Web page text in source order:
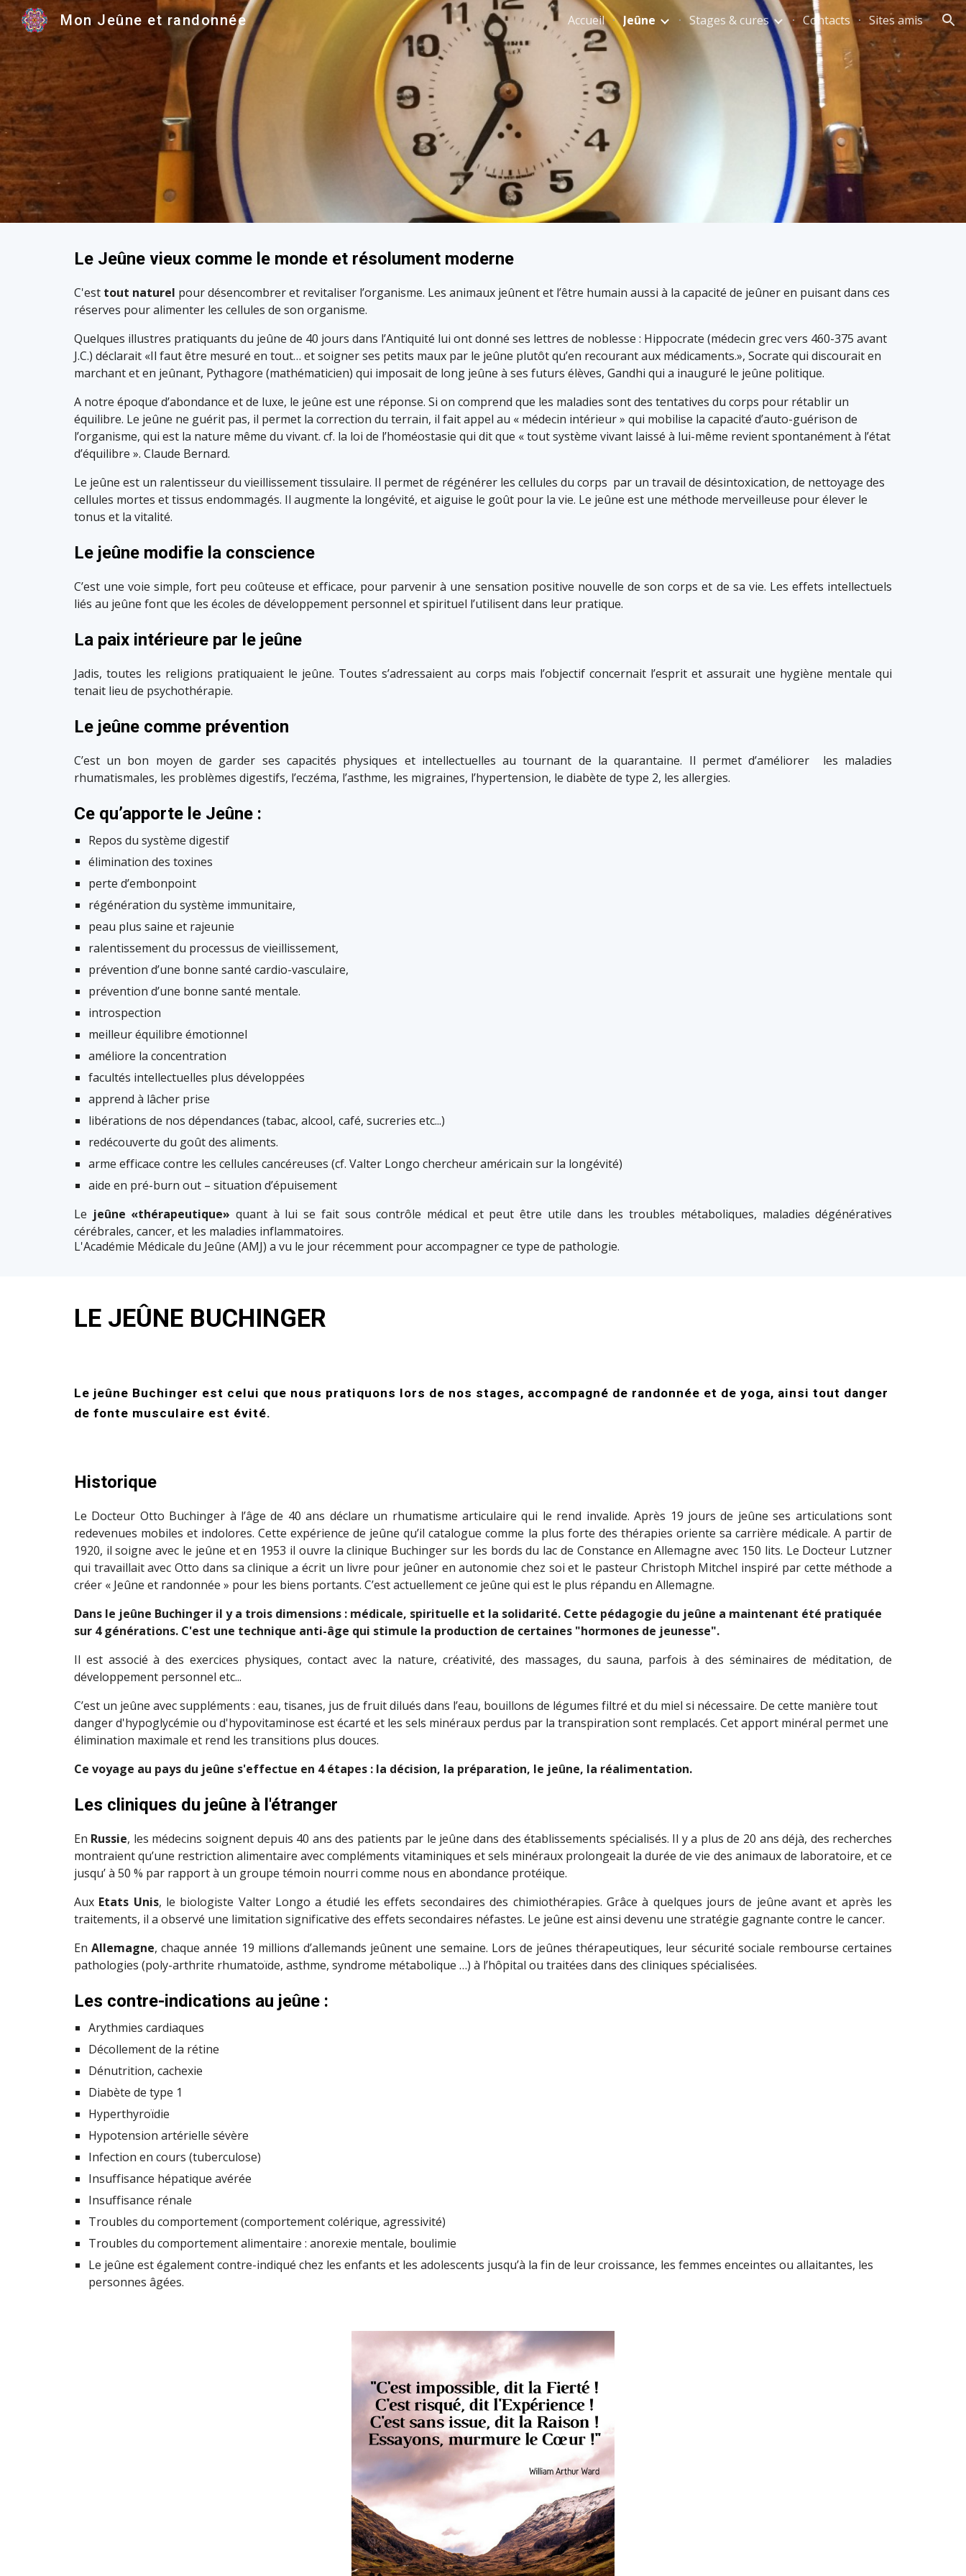
Skip to main content Skip to navigation
Mon Jeûne et randonnée Accueil Jeûne Stages & cures Contacts Sites amis
Le Jeûne vieux comme le monde et résolument moderne
C'est tout naturel pour désencombrer et revitaliser l’organisme. Les animaux jeûnent et l’être humain aussi à la capacité de jeûner en puisant dans ces
réserves pour alimenter les cellules de son organisme.
Quelques illustres pratiquants du jeûne de 40 jours dans l’Antiquité lui ont donné ses lettres de noblesse : Hippocrate (médecin grec vers 460-375 avant
J.C.) déclarait «Il faut être mesuré en tout… et soigner ses petits maux par le jeûne plutôt qu’en recourant aux médicaments.», Socrate qui discourait en
marchant et en jeûnant, Pythagore (mathématicien) qui imposait de long jeûne à ses futurs élèves, Gandhi qui a inauguré le jeûne politique.
A notre époque d’abondance et de luxe, le jeûne est une réponse. Si on comprend que les maladies sont des tentatives du corps pour rétablir un
équilibre. Le jeûne ne guérit pas, il permet la correction du terrain, il fait appel au « médecin intérieur » qui mobilise la capacité d’auto-guérison de
l’organisme, qui est la nature même du vivant. cf. la loi de l’homéostasie qui dit que « tout système vivant laissé à lui-même revient spontanément à l’état
d’équilibre ». Claude Bernard.
Le jeûne est un ralentisseur du vieillissement tissulaire. Il permet de régénérer les cellules du corps par un travail de désintoxication, de nettoyage des
cellules mortes et tissus endommagés. Il augmente la longévité, et aiguise le goût pour la vie. Le jeûne est une méthode merveilleuse pour élever le
tonus et la vitalité.
Le jeûne modifie la conscience
C’est une voie simple, fort peu coûteuse et efficace, pour parvenir à une sensation positive nouvelle de son corps et de sa vie. Les effets intellectuels
liés au jeûne font que les écoles de développement personnel et spirituel l’utilisent dans leur pratique.
La paix intérieure par le jeûne
Jadis, toutes les religions pratiquaient le jeûne. Toutes s’adressaient au corps mais l’objectif concernait l’esprit et assurait une hygiène mentale qui
tenait lieu de psychothérapie.
Le jeûne comme prévention
C’est un bon moyen de garder ses capacités physiques et intellectuelles au tournant de la quarantaine. Il permet d’améliorer les maladies
rhumatismales, les problèmes digestifs, l’eczéma, l’asthme, les migraines, l’hypertension, le diabète de type 2, les allergies.
Ce qu’apporte le Jeûne :
Repos du système digestif
élimination des toxines
perte d’embonpoint
régénération du système immunitaire,
peau plus saine et rajeunie
ralentissement du processus de vieillissement,
prévention d’une bonne santé cardio-vasculaire,
prévention d’une bonne santé mentale.
introspection
meilleur équilibre émotionnel
améliore la concentration
facultés intellectuelles plus développées
apprend à lâcher prise
libérations de nos dépendances (tabac, alcool, café, sucreries etc...)
redécouverte du goût des aliments.
arme efficace contre les cellules cancéreuses (cf. Valter Longo chercheur américain sur la longévité)
aide en pré-burn out – situation d’épuisement
Le jeûne «thérapeutique» quant à lui se fait sous contrôle médical et peut être utile dans les troubles métaboliques, maladies dégénératives
cérébrales, cancer, et les maladies inflammatoires.
L'Académie Médicale du Jeûne (AMJ) a vu le jour récemment pour accompagner ce type de pathologie.
LE JEÛNE BUCHINGER
Le jeûne Buchinger est celui que nous pratiquons lors de nos stages, accompagné de randonnée et de yoga, ainsi tout danger
de fonte musculaire est évité.
Historique
Le Docteur Otto Buchinger à l’âge de 40 ans déclare un rhumatisme articulaire qui le rend invalide. Après 19 jours de jeûne ses articulations sont
redevenues mobiles et indolores. Cette expérience de jeûne qu’il catalogue comme la plus forte des thérapies oriente sa carrière médicale. A partir de
1920, il soigne avec le jeûne et en 1953 il ouvre la clinique Buchinger sur les bords du lac de Constance en Allemagne avec 150 lits. Le Docteur Lutzner
qui travaillait avec Otto dans sa clinique a écrit un livre pour jeûner en autonomie chez soi et le pasteur Christoph Mitchel inspiré par cette méthode a
créer « Jeûne et randonnée » pour les biens portants. C’est actuellement ce jeûne qui est le plus répandu en Allemagne.
Dans le jeûne Buchinger il y a trois dimensions : médicale, spirituelle et la solidarité. Cette pédagogie du jeûne a maintenant été pratiquée
sur 4 générations. C'est une technique anti-âge qui stimule la production de certaines "hormones de jeunesse".
Il est associé à des exercices physiques, contact avec la nature, créativité, des massages, du sauna, parfois à des séminaires de méditation, de
développement personnel etc...
C’est un jeûne avec suppléments : eau, tisanes, jus de fruit dilués dans l’eau, bouillons de légumes filtré et du miel si nécessaire. De cette manière tout
danger d'hypoglycémie ou d'hypovitaminose est écarté et les sels minéraux perdus par la transpiration sont remplacés. Cet apport minéral permet une
élimination maximale et rend les transitions plus douces.
Ce voyage au pays du jeûne s'effectue en 4 étapes : la décision, la préparation, le jeûne, la réalimentation.
Les cliniques du jeûne à l'étranger
En Russie, les médecins soignent depuis 40 ans des patients par le jeûne dans des établissements spécialisés. Il y a plus de 20 ans déjà, des recherches
montraient qu’une restriction alimentaire avec compléments vitaminiques et sels minéraux prolongeait la durée de vie des animaux de laboratoire, et ce
jusqu’ à 50 % par rapport à un groupe témoin nourri comme nous en abondance protéique.
Aux Etats Unis, le biologiste Valter Longo a étudié les effets secondaires des chimiothérapies. Grâce à quelques jours de jeûne avant et après les
traitements, il a observé une limitation significative des effets secondaires néfastes. Le jeûne est ainsi devenu une stratégie gagnante contre le cancer.
En Allemagne, chaque année 19 millions d’allemands jeûnent une semaine. Lors de jeûnes thérapeutiques, leur sécurité sociale rembourse certaines
pathologies (poly-arthrite rhumatoïde, asthme, syndrome métabolique …) à l’hôpital ou traitées dans des cliniques spécialisées.
Les contre-indications au jeûne :
Arythmies cardiaques
Décollement de la rétine
Dénutrition, cachexie
Diabète de type 1
Hyperthyroïdie
Hypotension artérielle sévère
Infection en cours (tuberculose)
Insuffisance hépatique avérée
Insuffisance rénale
Troubles du comportement (comportement colérique, agressivité)
Troubles du comportement alimentaire : anorexie mentale, boulimie
Le jeûne est également contre-indiqué chez les enfants et les adolescents jusqu’à la fin de leur croissance, les femmes enceintes ou allaitantes, les
personnes âgées.